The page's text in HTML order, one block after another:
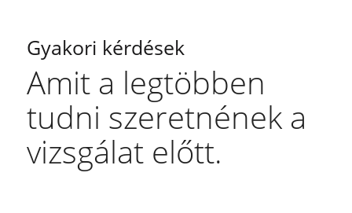
Gyakori kérdések
Amit a legtöbben
tudni szeretnének a
vizsgálat előtt.